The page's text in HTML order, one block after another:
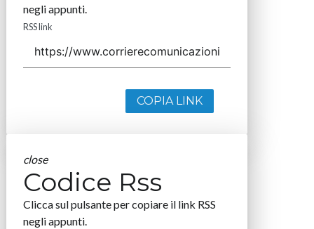
negli appunti.
RSS link
COPIA LINK
close
Codice Rss
Clicca sul pulsante per copiare il link RSS
negli appunti.